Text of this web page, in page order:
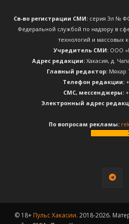
Св-во регистрации СМИ:серия Эл №
Федеральной службой по надзору в
технологий и массовых
Учредитель СМИ: ООО
Адрес редакции:Хакасия, д.
Главный редактор: Мяхар
Телефон редакции:
CМС, мессенджеры:
Электронный адрес
По вопросам рекламы:
© 18+ Пульс Хакасии. 2018-2026.